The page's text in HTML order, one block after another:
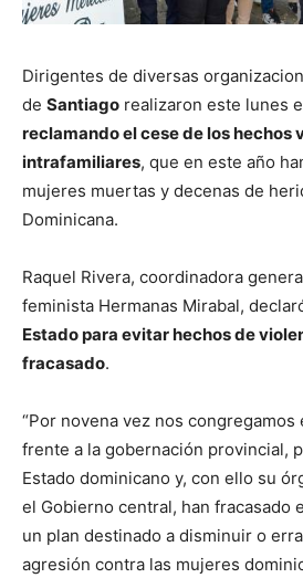
Dirigentes de diversas
de Santiago realizaron este lunes
reclamando el cese de los hechos
intrafamiliares, que en este año
mujeres muertas y decenas de
Dominicana.
Raquel Rivera, coordinadora
feminista Hermanas Mirabal,
Estado para evitar hechos de
fracasado.
“Por novena vez nos
frente a la gobernación provincial,
Estado dominicano y, con ello su
el Gobierno central, han fracasado
un plan destinado a disminuir o
agresión contra las mujeres